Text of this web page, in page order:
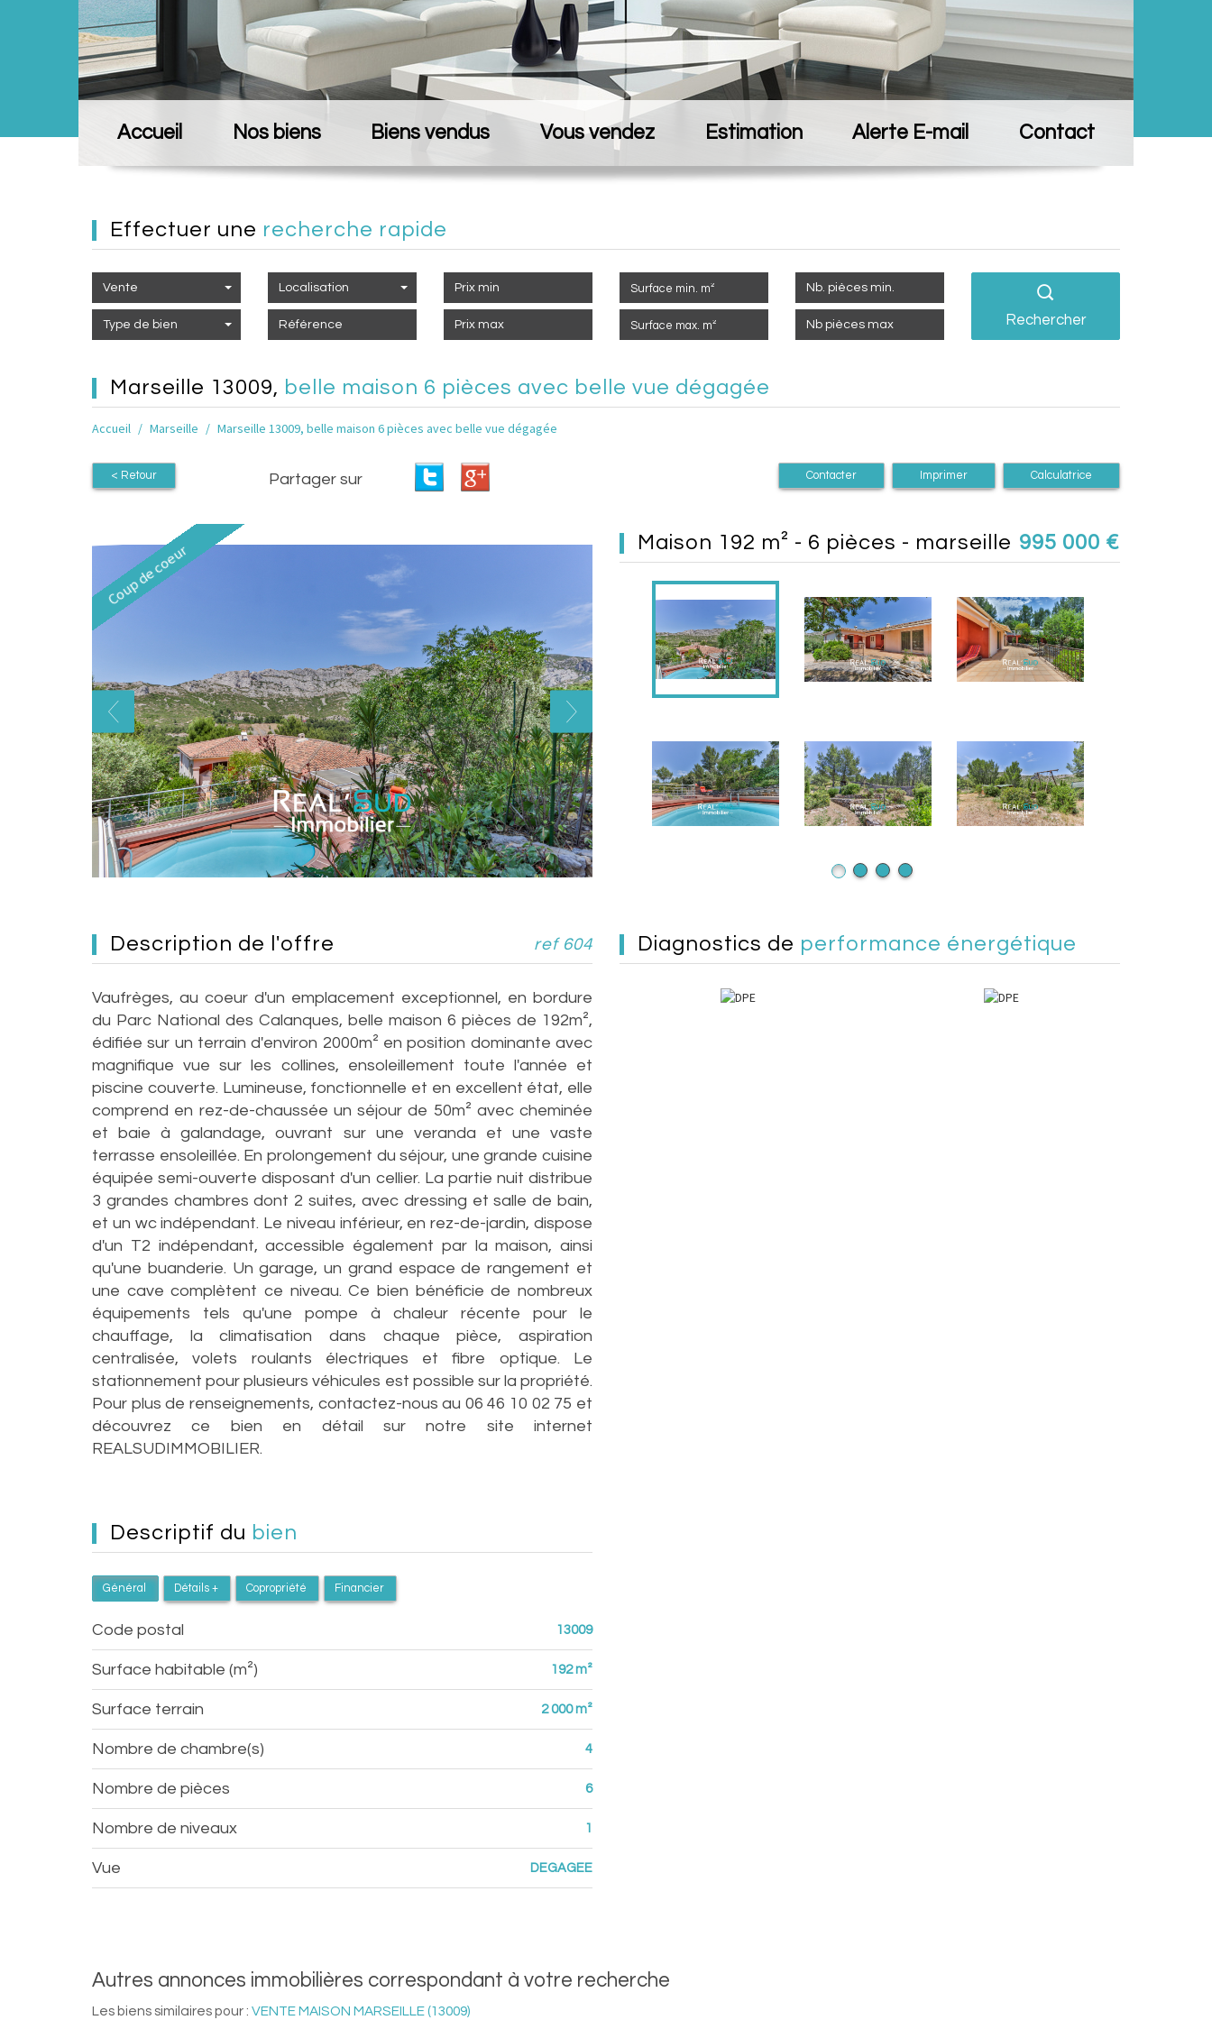
Accueil Nos biens Biens vendus Vous vendez Estimation Alerte E-mail Contact
effectuer une recherche rapide
Vente
Type de bien
Localisation
Rechercher
marseille 13009, belle maison 6 pièces avec belle vue dégagée
Accueil Marseille Marseille 13009, belle maison 6 pièces avec belle vue dégagée
< Retour Partager sur Contacter Imprimer Calculatrice
Coup de coeur maison 192 m² - 6 pièces - marseille 995 000 €
description de l'offre ref 604
Vaufrèges, au coeur d'un emplacement exceptionnel, en bordure
du Parc National des Calanques, belle maison 6 pièces de 192m²,
édifiée sur un terrain d'environ 2000m² en position dominante avec
magnifique vue sur les collines, ensoleillement toute l'année et
piscine couverte. Lumineuse, fonctionnelle et en excellent état, elle
comprend en rez-de-chaussée un séjour de 50m² avec cheminée
et baie à galandage, ouvrant sur une veranda et une vaste
terrasse ensoleillée. En prolongement du séjour, une grande cuisine
équipée semi-ouverte disposant d'un cellier. La partie nuit distribue
3 grandes chambres dont 2 suites, avec dressing et salle de bain,
et un wc indépendant. Le niveau inférieur, en rez-de-jardin, dispose
d'un T2 indépendant, accessible également par la maison, ainsi
qu'une buanderie. Un garage, un grand espace de rangement et
une cave complètent ce niveau. Ce bien bénéficie de nombreux
équipements tels qu'une pompe à chaleur récente pour le
chauffage, la climatisation dans chaque pièce, aspiration
centralisée, volets roulants électriques et fibre optique. Le
stationnement pour plusieurs véhicules est possible sur la propriété.
Pour plus de renseignements, contactez-nous au 06 46 10 02 75 et
découvrez ce bien en détail sur notre site internet
REALSUDIMMOBILIER.
diagnostics de performance énergétique
descriptif du bien
Général Détails + Copropriété Financier
Code postal 13009
Surface habitable (m²) 192 m²
surface terrain 2 000 m²
Nombre de chambre(s) 4
Nombre de pièces 6
Nombre de niveaux 1
Vue DEGAGEE
autres annonces immobilières correspondant à votre recherche
Les biens similaires pour : VENTE MAISON MARSEILLE (13009)